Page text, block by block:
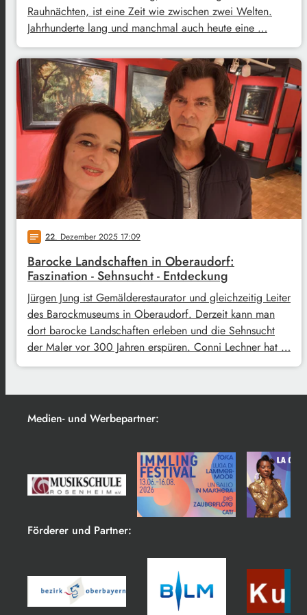
Rauhnächten, ist eine Zeit wie zwischen zwei Welten.
Jahrhunderte lang und manchmal auch heute eine …
notes 22. Dezember 2025 17:09
Barocke Landschaften in Oberaudorf:
Faszination - Sehnsucht - Entdeckung
Jürgen Jung ist Gemälderestaurator und gleichzeitig Leiter
des Barockmuseums in Oberaudorf. Derzeit kann man
dort barocke Landschaften erleben und die Sehnsucht
der Maler vor 300 Jahren erspüren. Conni Lechner hat …
Medien- und Werbepartner:
Förderer und Partner: